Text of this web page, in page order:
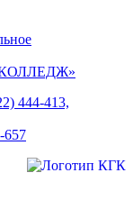
444-413,
657